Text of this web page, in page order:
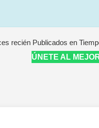
recién Publicados en
ÚNETE AL